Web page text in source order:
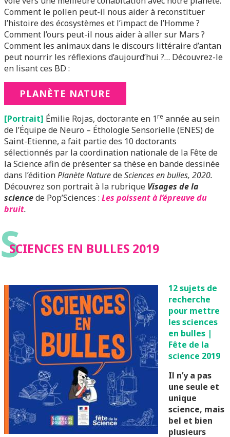
Comment le pollen peut-il nous aider à reconstituer
l’histoire des écosystèmes et l’impact de l’Homme ?
Comment l’ours peut-il nous aider à aller sur Mars ?
Comment les animaux dans le discours littéraire d’antan
peut nourrir les réflexions d’aujourd’hui ?… Découvrez-le
en lisant ces BD :
PLANÈTE NATURE
[Portrait] Émilie Rojas, doctorante en 1re année au sein
de l’Équipe de Neuro – Éthologie Sensorielle (ENES) de
Saint-Etienne, a fait partie des 10 doctorants
sélectionnés par la coordination nationale de la Fête de
la Science afin de présenter sa thèse en bande dessinée
dans l’éditionPlanète NaturedeSciences en bulles, 2020.
Découvrez son portrait à la rubrique Visages de la
sciencede Pop’Sciences : Les poissent à l’épreuve du
bruit.
S
SCIENCES EN BULLES 2019
12 sujets de
recherche
pour mettre
les sciences
en bulles |
Fête de la
science 2019
Il n’y a pas
une seule et
unique
science, mais
bel et bien
plusieurs